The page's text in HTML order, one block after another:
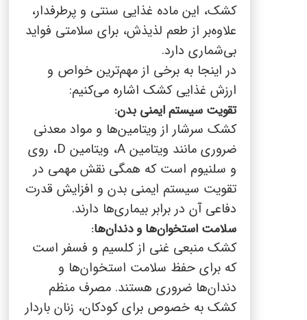
کشک، این ماده غذایی سنتی و پرطرفدار،
علاوه‌بر از طعم لذیذش، برای سلامتی فواید
بی‌شماری دارد.
در اینجا به برخی از مهم‌ترین خواص و
ارزش غذایی کشک اشاره می‌کنیم:
تقویت سیستم ایمنی بدن:
کشک سرشار از ویتامین‌ها و مواد معدنی
ضروری مانند ویتامینA، ویتامین D، روی
و سلنیوم است که همگی نقش مهمی در
تقویت سیستم ایمنی بدن و افزایش قدرت
دفاعی آن در برابر بیماری‌ها دارند.
سلامت استخوان‌ها و دندان‌ها:
کشک منبعی غنی از کلسیم و فسفر است
که برای حفظ سلامت استخوان‌ها و
دندان‌ها ضروری هستند. مصرف منظم
کشک به خصوص برای کودکان، زنان باردار